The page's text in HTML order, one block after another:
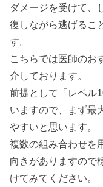
ダメージを受けて、
復しながら逃げるこ
す。
こちらでは医師のお
介しております。
前提として「レベル
いますので、まず最
やすいと思います。
複数の組み合わせを
向きがありますので
けてみてください。